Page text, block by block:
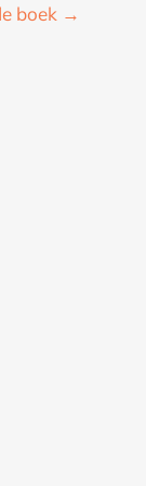
boek →